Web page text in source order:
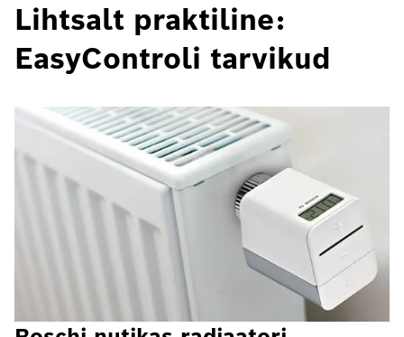
Lihtsalt praktiline:
EasyControli tarvikud